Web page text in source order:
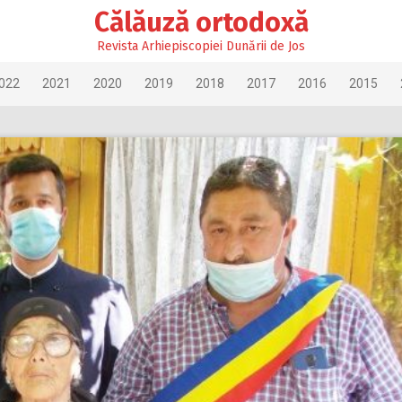
Călăuză ortodoxă
Revista Arhiepiscopiei Dunării de Jos
2021 2020 2019 2018 2017 2016 2015